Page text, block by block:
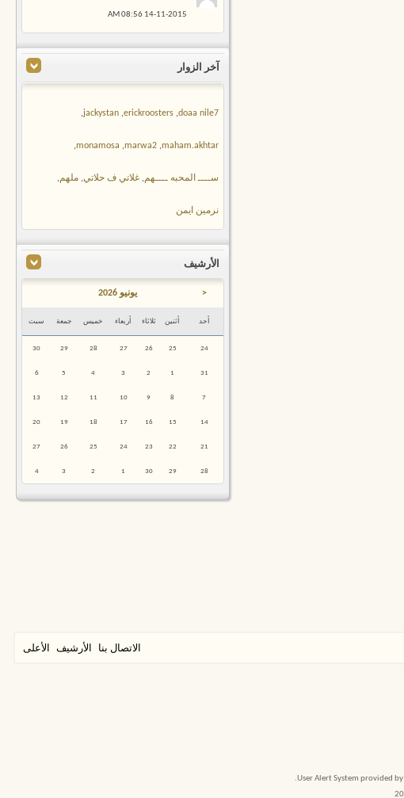
14-11-2015
08:56 AM
آخر الزوار
doaa nile7
,
erickroosters
,
jackystan
,
maham.akhtar
,
marwa2
,
monamosa
,
ســــ المحبه ــــهم, غلاتي ف حلاتي, ملهم,
نرمين ايمن
الأرشيف
< يونيو 2026
أحد أثنين ثلاثاء أربعاء خميس جمعة سبت
24
25
26
27
28
29
30
31
1
2
3
4
5
6
7
8
9
10
11
12
13
14
15
16
17
18
19
20
21
22
23
24
25
26
27
28
29
30
1
2
3
4
الاتصال بنا الأرشيف الأعلى
User Alert System provided by